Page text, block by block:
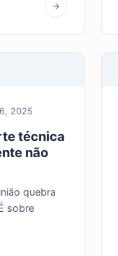
2025
técnica
não
quebra
sobre